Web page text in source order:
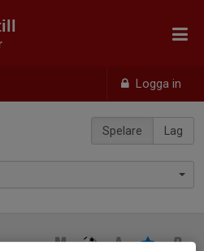
Logga in
Spelare Lag